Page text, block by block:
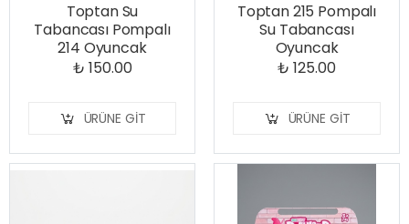
Toptan Su
Tabancası Pompalı
214 Oyuncak
₺ 150.00
ÜRÜNE GIT
Toptan 215 Pompalı
Su Tabancası
Oyuncak
₺ 125.00
ÜRÜNE GIT